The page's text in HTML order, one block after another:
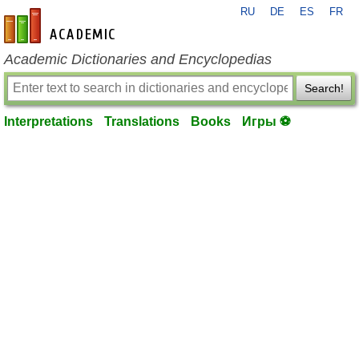
en-academic.com
RU DE ES FR
Academic Dictionaries and Encyclopedias
Search!
Interpretations Translations Books Игры ⚽